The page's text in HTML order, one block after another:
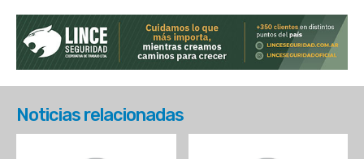
Noticias relacionadas